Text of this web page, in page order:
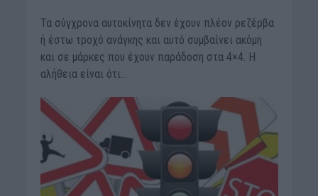
Τα σύγχρονα αυτοκίνητα δεν έχουν πλέον ρεζέρβα
ή έστω τροχό ανάγκης και αυτό συμβαίνει ακόμη
και σε μάρκες που έχουν παράδοση στα 4×4. Η
αλήθεια είναι ότι...